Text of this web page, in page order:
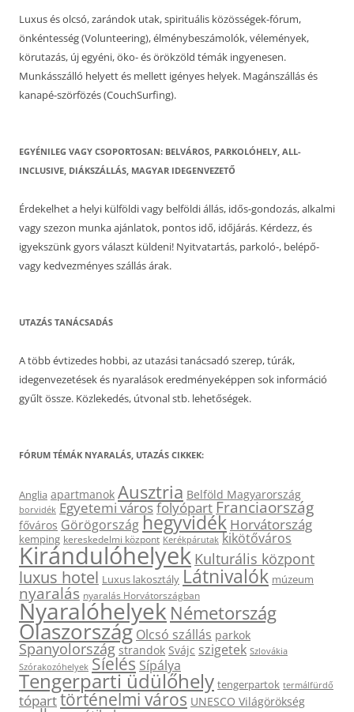
Luxus és olcsó, zarándok utak, spirituális közösségek-fórum,
önkéntesség (Volunteering), élménybeszámolók, vélemények,
körutazás, új egyéni, öko- és örökzöld témák ingyenesen.
Munkásszálló helyett és mellett igényes helyek. Magánszállás és
kanapé-szörfözés (CouchSurfing).
EGYÉNILEG VAGY CSOPORTOSAN: BELVÁROS, PARKOLÓHELY, ALL-
INCLUSIVE, DIÁKSZÁLLÁS, MAGYAR IDEGENVEZETŐ
Érdekelhet a helyi külföldi vagy belföldi állás, idős-gondozás, alkalmi
vagy szezon munka ajánlatok, pontos idő, időjárás. Kérdezz, és
igyekszünk gyors választ küldeni! Nyitvatartás, parkoló-, belépő-
vagy kedvezményes szállás árak.
UTAZÁS TANÁCSADÁS
A több évtizedes hobbi, az utazási tanácsadó szerep, túrák,
idegenvezetések és nyaralások eredményeképpen sok információ
gyűlt össze. Közlekedés, útvonal stb. lehetőségek.
FÓRUM TÉMÁK NYARALÁS, UTAZÁS CIKKEK:
Anglia apartmanok Ausztria Belföld Magyarország
borvidék Egyetemi városfolyópartFranciaország
főváros Görögországhegyvidék Horvátország
kemping kereskedelmi központ Kerékpárutak kikötőváros
Kirándulóhelyek Kulturális központ
luxus hotel Luxus lakosztály Látnivalók múzeum
nyaralás nyaralás Horvátországban
Nyaralóhelyek Németország
Olaszország Olcsó szállás parkok
Spanyolország strandok Svájc szigetek Szlovákia
Szórakozóhelyek Síelés Sípálya
Tengerparti üdülőhely tengerpartok termálfürdő
tóparttörténelmi város UNESCO Világörökség